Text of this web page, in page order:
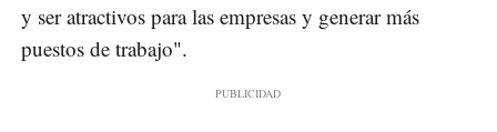
y ser atractivos para las empresas y generar más
puestos de trabajo".